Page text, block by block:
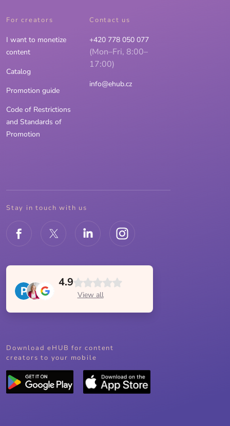
For creators
I want to monetize
content
Catalog
Promotion guide
Code of Restrictions
and Standards of
Promotion
Contact us
+420 778 050 077
(Mon–Fri, 8:00–
17:00)
info@ehub.cz
Stay in touch with us
4.9
View all
Download eHUB for content
creators to your mobile